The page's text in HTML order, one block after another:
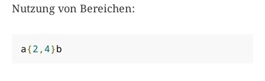
Nutzung von Bereichen:
a{2 ,4}b